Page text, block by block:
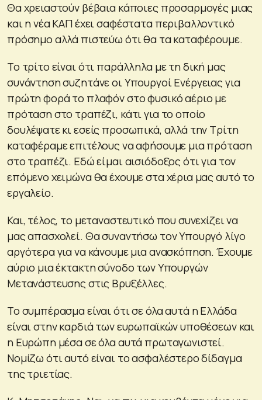
Θα χρειαστούν βέβαια κάποιες προσαρμογές μιας
και η νέα ΚΑΠ έχει σαφέστατα περιβαλλοντικό
πρόσημο αλλά πιστεύω ότι θα τα καταφέρουμε.
Το τρίτο είναι ότι παράλληλα με τη δική μας
συνάντηση συζητάνε οι Υπουργοί Ενέργειας για
πρώτη φορά το πλαφόν στο φυσικό αέριο με
πρόταση στο τραπέζι, κάτι για το οποίο
δουλέψατε κι εσείς προσωπικά, αλλά την Τρίτη
καταφέραμε επιτέλους να αφήσουμε μια πρόταση
στο τραπέζι. Εδώ είμαι αισιόδοξος ότι για τον
επόμενο χειμώνα θα έχουμε στα χέρια μας αυτό το
εργαλείο.
Και, τέλος, το μεταναστευτικό που συνεχίζει να
μας απασχολεί. Θα συναντήσω τον Υπουργό λίγο
αργότερα για να κάνουμε μια ανασκόπηση. Έχουμε
αύριο μια έκτακτη σύνοδο των Υπουργών
Μετανάστευσης στις Βρυξέλλες.
Το συμπέρασμα είναι ότι σε όλα αυτά η Ελλάδα
είναι στην καρδιά των ευρωπαϊκών υποθέσεων και
η Ευρώπη μέσα σε όλα αυτά πρωταγωνιστεί.
Νομίζω ότι αυτό είναι το ασφαλέστερο δίδαγμα
της τριετίας.